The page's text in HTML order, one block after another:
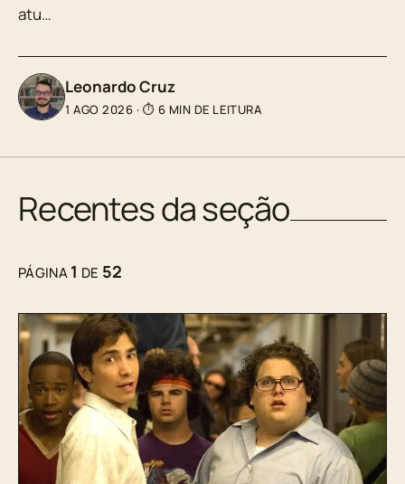
atu…
Leonardo Cruz
1 AGO 2026 · ⏱ 6 MIN DE LEITURA
Recentes da seção
PÁGINA1 DE 52